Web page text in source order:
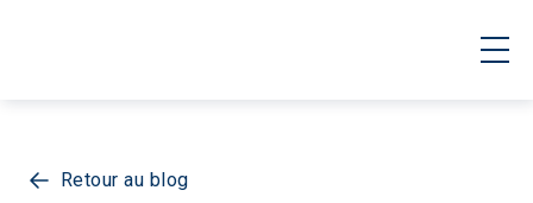
Retour au blog